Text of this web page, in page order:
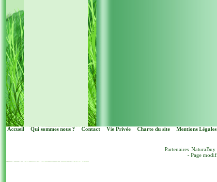
Accueil Qui sommes nous ? Contact Vie Privée Charte du site Mentions Légales
Partenaires NaturaBuy
- Page